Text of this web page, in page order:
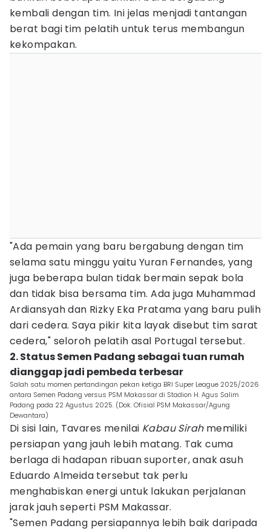
kembali dengan tim. Ini jelas menjadi tantangan
berat bagi tim pelatih untuk terus membangun
kekompakan.
"Ada pemain yang baru bergabung dengan tim
selama satu minggu yaitu Yuran Fernandes, yang
juga beberapa bulan tidak bermain sepak bola
dan tidak bisa bersama tim. Ada juga Muhammad
Ardiansyah dan Rizky Eka Pratama yang baru pulih
dari cedera. Saya pikir kita layak disebut tim sarat
cedera," seloroh pelatih asal Portugal tersebut.
2. Status Semen Padang sebagai tuan rumah
dianggap jadi pembeda terbesar
Salah satu momen pertandingan pekan ketiga BRI Super League 2025/2026
antara Semen Padang versus PSM Makassar di Stadion H. Agus Salim
Padang pada 22 Agustus 2025. (Dok. Ofisial PSM Makassar/Agung
Dewantara)
Di sisi lain, Tavares menilai Kabau Sirahmemiliki
persiapan yang jauh lebih matang. Tak cuma
berlaga di hadapan ribuan suporter, anak asuh
Eduardo Almeida tersebut tak perlu
menghabiskan energi untuk lakukan perjalanan
jarak jauh seperti PSM Makassar.
"Semen Padang persiapannya lebih baik daripada